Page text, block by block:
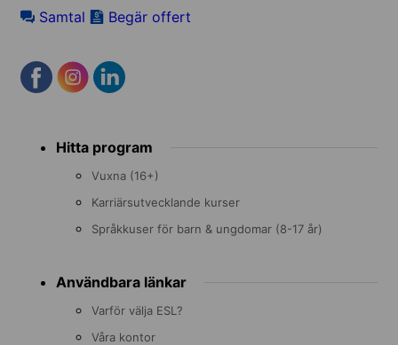
Samtal Begär offert
menu Hitta program
Vuxna (16+)
Karriärsutvecklande kurser
Språkkuser för barn & ungdomar (8-17 år)
Användbara länkar
Varför välja ESL?
Våra kontor